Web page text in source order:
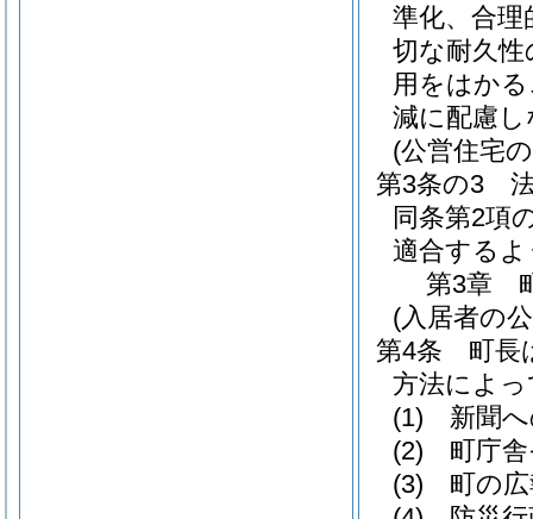
準化、合
切な耐久
用をはか
減に配慮
(公営住宅
第3条の3
同条第2項
適合する
第3章
(入居者の
第4条
町長
方法によ
(1)
新聞
(2)
町庁
(3)
町の